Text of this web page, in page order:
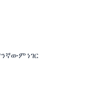
ነገር